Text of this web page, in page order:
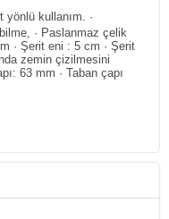
yönlü kullanım. ·
· Paslanmaz çelik
· Şerit eni : 5 cm · Şerit
zemin çizilmesini
63 mm · Taban çapı